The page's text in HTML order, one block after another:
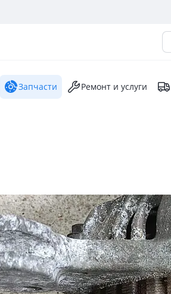
Запчасти Ремонт и услуги